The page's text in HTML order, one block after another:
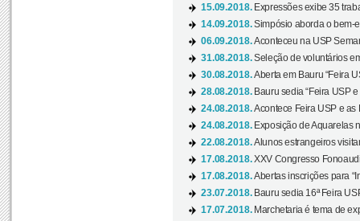
15.09.2018. Expressões exibe 35
14.09.2018.Simpósio aborda o bem-
06.09.2018.Aconteceu na USP
31.08.2018.Seleção de voluntários
30.08.2018.Aberta em Bauru “Feira
28.08.2018. Bauru sedia “Feira USP
24.08.2018.Acontece Feira USP e as
24.08.2018. Exposição de Aquarelas
22.08.2018.Alunos estrangeiros
17.08.2018.XXV Congresso
17.08.2018.Abertas inscrições para
23.07.2018. Bauru sedia 16ª Feira
17.07.2018. Marchetaria é tema de